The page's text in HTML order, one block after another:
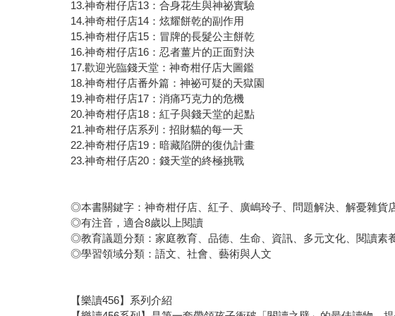
13.神奇柑仔店13：合身花生與神祕實驗
14.神奇柑仔店14：炫耀餅乾的副作用
15.神奇柑仔店15：冒牌的長髮公主餅乾
16.神奇柑仔店16：忍者薑片的正面對決
17.歡迎光臨錢天堂：神奇柑仔店大圖鑑
18.神奇柑仔店番外篇：神祕可疑的天獄園
19.神奇柑仔店17：消痛巧克力的危機
20.神奇柑仔店18：紅子與錢天堂的起點
21.神奇柑仔店系列：招財貓的每一天
22.神奇柑仔店19：暗藏陷阱的復仇計畫
23.神奇柑仔店20：錢天堂的終極挑戰
◎本書關鍵字：神奇柑仔店、紅子、廣嶋玲子、問題解決、解憂雜貨
◎有注音，適合8歲以上閱讀
◎教育議題分類：家庭教育、品德、生命、資訊、多元文化、閱讀素
◎學習領域分類：語文、社會、藝術與人文
【樂讀456】系列介紹